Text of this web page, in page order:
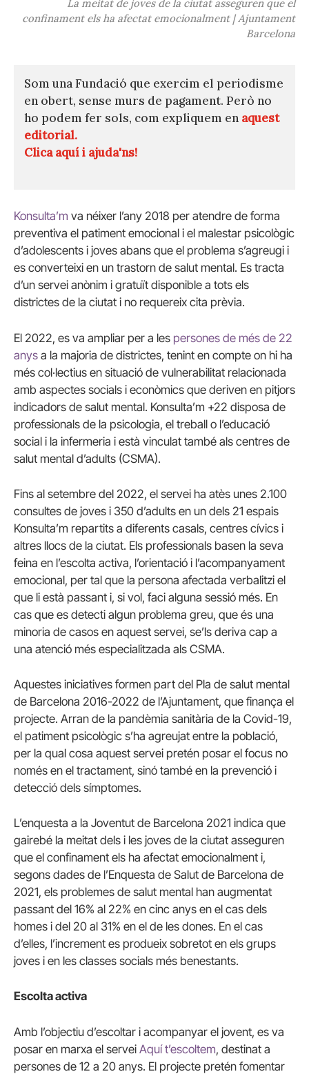
La meitat de joves de la ciutat asseguren que el
confinament els ha afectat emocionalment | Ajuntament
Barcelona
Som una Fundació que exercim el periodisme
en obert, sense murs de pagament. Però no
ho podem fer sols, com expliquem en aquest
editorial.
Clica aquí i ajuda'ns!
Konsulta’m va néixer l’any 2018 per atendre de forma
preventiva el patiment emocional i el malestar psicològic
d’adolescents i joves abans que el problema s’agreugi i
es converteixi en un trastorn de salut mental. Es tracta
d’un servei anònim i gratuït disponible a tots els
districtes de la ciutat i no requereix cita prèvia.
El 2022, es va ampliar per a les persones de més de 22
anys a la majoria de districtes, tenint en compte on hi ha
més col·lectius en situació de vulnerabilitat relacionada
amb aspectes socials i econòmics que deriven en pitjors
indicadors de salut mental. Konsulta’m +22 disposa de
professionals de la psicologia, el treball o l’educació
social i la infermeria i està vinculat també als centres de
salut mental d’adults (CSMA).
Fins al setembre del 2022, el servei ha atès unes 2.100
consultes de joves i 350 d’adults en un dels 21 espais
Konsulta’m repartits a diferents casals, centres cívics i
altres llocs de la ciutat. Els professionals basen la seva
feina en l’escolta activa, l’orientació i l’acompanyament
emocional, per tal que la persona afectada verbalitzi el
que li està passant i, si vol, faci alguna sessió més. En
cas que es detecti algun problema greu, que és una
minoria de casos en aquest servei, se’ls deriva cap a
una atenció més especialitzada als CSMA.
Aquestes iniciatives formen part del Pla de salut mental
de Barcelona 2016-2022 de l’Ajuntament, que finança el
projecte. Arran de la pandèmia sanitària de la Covid-19,
el patiment psicològic s’ha agreujat entre la població,
per la qual cosa aquest servei pretén posar el focus no
només en el tractament, sinó també en la prevenció i
detecció dels símptomes.
L’enquesta a la Joventut de Barcelona 2021 indica que
gairebé la meitat dels i les joves de la ciutat asseguren
que el confinament els ha afectat emocionalment i,
segons dades de l’Enquesta de Salut de Barcelona de
2021, els problemes de salut mental han augmentat
passant del 16% al 22% en cinc anys en el cas dels
homes i del 20 al 31% en el de les dones. En el cas
d’elles, l’increment es produeix sobretot en els grups
joves i en les classes socials més benestants.
Escolta activa
Amb l’objectiu d’escoltar i acompanyar el jovent, es va
posar en marxa el servei Aquí t’escoltem, destinat a
persones de 12 a 20 anys. El projecte pretén fomentar